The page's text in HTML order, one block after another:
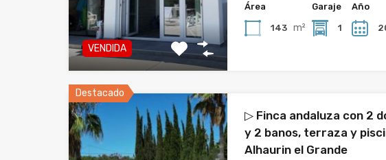
VENDIDA
Área
143 m²
Garaje
1
Año
Destacado
▷ Finca andaluza con 2
y 2 banos, terraza y
Alhaurin el Grande